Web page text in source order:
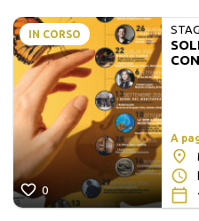
IN CORSO
0
A